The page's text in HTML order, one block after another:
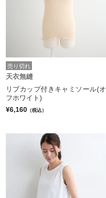
売り切れ
天衣無縫
リブカップ付きキャミソール(オ
フホワイト)
¥6,160 （税込）